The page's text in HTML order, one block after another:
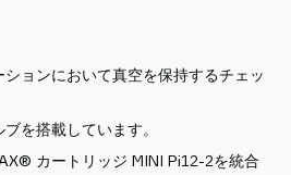
ョンにおいて真空を保持するチェッ
を搭載しています。
カートリッジ MINI Pi12-2を統合